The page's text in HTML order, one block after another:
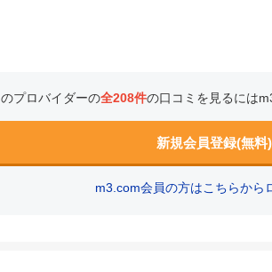
のプロバイダーの全208件の口コミを見るには
新規会員登録(無料)
m3.com会員の方はこちらから